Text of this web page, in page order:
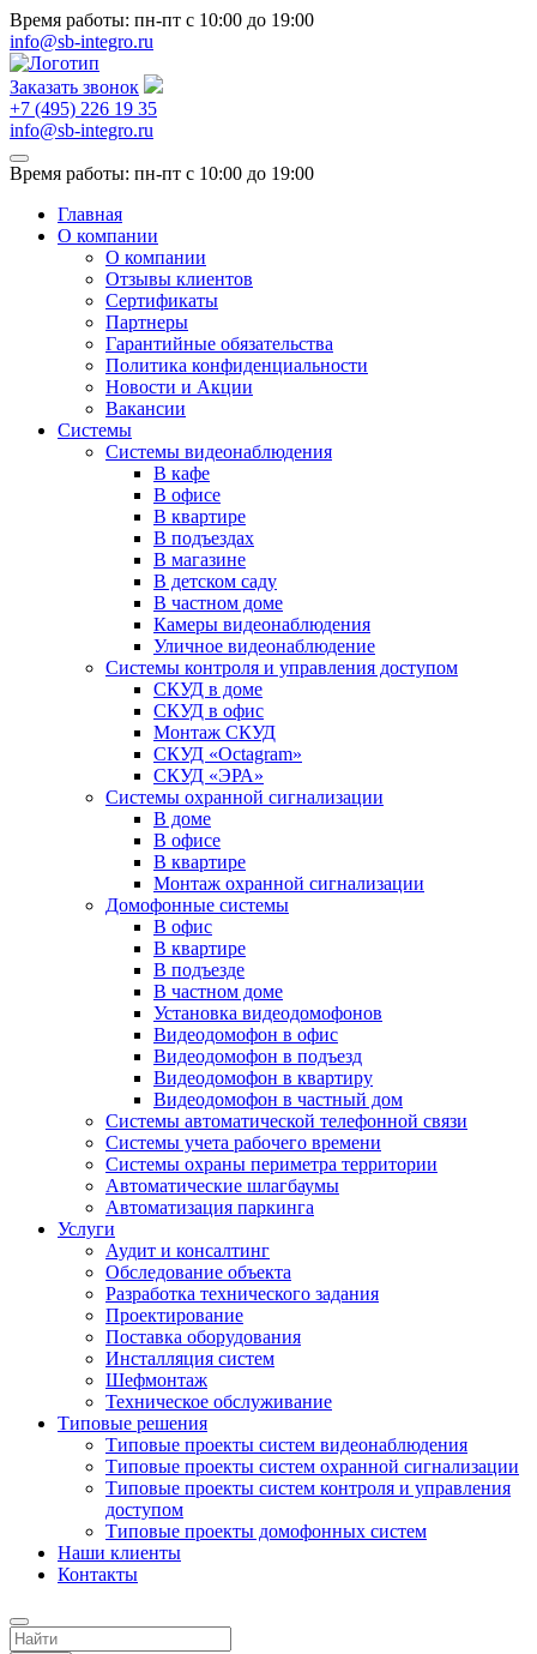
Время работы: пн-пт с 10:00 до 19:00
info@sb-integro.ru
Заказать звонок
+7 (495) 226 19 35
info@sb-integro.ru
Время работы: пн-пт с 10:00 до 19:00
Главная
О компании
О компании
Отзывы клиентов
Сертификаты
Партнеры
Гарантийные обязательства
Политика конфиденциальности
Новости и Акции
Вакансии
Системы
Системы видеонаблюдения
В кафе
В офисе
В квартире
В подъездах
В магазине
В детском саду
В частном доме
Камеры видеонаблюдения
Уличное видеонаблюдение
Системы контроля и управления доступом
СКУД в доме
СКУД в офис
Монтаж СКУД
СКУД «Octagram»
СКУД «ЭРА»
Системы охранной сигнализации
В доме
В офисе
В квартире
Монтаж охранной сигнализации
Домофонные системы
В офис
В квартире
В подъезде
В частном доме
Установка видеодомофонов
Видеодомофон в офис
Видеодомофон в подъезд
Видеодомофон в квартиру
Видеодомофон в частный дом
Системы автоматической телефонной связи
Системы учета рабочего времени
Системы охраны периметра территории
Автоматические шлагбаумы
Автоматизация паркинга
Услуги
Аудит и консалтинг
Обследование объекта
Разработка технического задания
Проектирование
Поставка оборудования
Инсталляция систем
Шефмонтаж
Техническое обслуживание
Типовые решения
Типовые проекты систем видеонаблюдения
Типовые проекты систем охранной сигнализации
Типовые проекты систем контроля и управления
доступом
Типовые проекты домофонных систем
Наши клиенты
Контакты